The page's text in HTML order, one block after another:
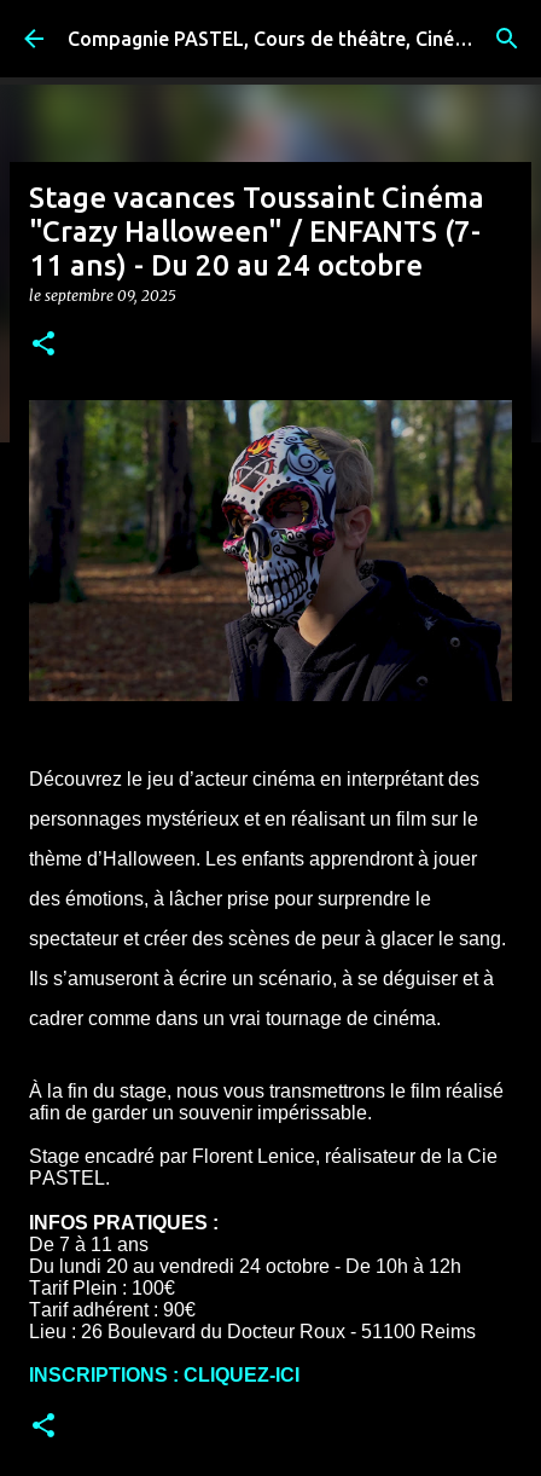
Accéder au contenu principal Compagnie PASTEL, Cours de théâtre, Cinéma, Exposition, Ateliers artistiques, Spectacle à Reims
Stage vacances Toussaint Cinéma
"Crazy Halloween" / ENFANTS (7-
11 ans) - Du 20 au 24 octobre
le septembre 09, 2025
Découvrez le jeu d’acteur cinéma en interprétant des
personnages mystérieux et en réalisant un film sur le
thème d’Halloween. Les enfants apprendront à jouer
des émotions, à lâcher prise pour surprendre le
spectateur et créer des scènes de peur à glacer le sang.
Ils s’amuseront à écrire un scénario, à se déguiser et à
cadrer comme dans un vrai tournage de cinéma.
À la fin du stage, nous vous transmettrons le film réalisé
afin de garder un souvenir impérissable.
Stage encadré par Florent Lenice, réalisateur de la Cie
PASTEL.
INFOS PRATIQUES :
De 7 à 11 ans
Du lundi 20 au vendredi 24 octobre - De 10h à 12h
Tarif Plein : 100€
Tarif adhérent : 90€
Lieu : 26 Boulevard du Docteur Roux - 51100 Reims
INSCRIPTIONS : CLIQUEZ-ICI